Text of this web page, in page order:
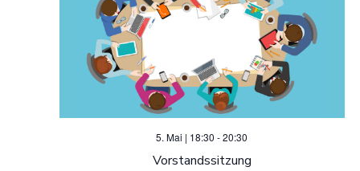
Vorstandssitzung
5. Mai | 18:30 -20:30